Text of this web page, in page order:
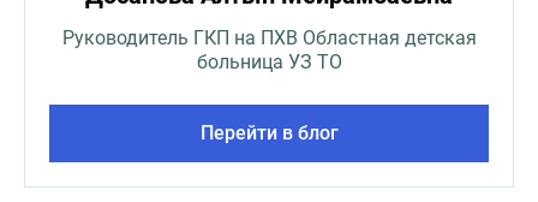
Руководитель ГКП на ПХВ Областная детская
больница УЗ ТО
Перейти в блог